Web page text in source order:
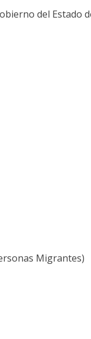
del Estado
Migrantes)